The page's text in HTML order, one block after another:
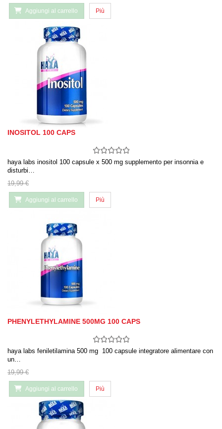
Aggiungi al carrello Più
INOSITOL 100 CAPS
haya labs inositol 100 capsule x 500 mg supplemento per insonnia e
disturbi…
19,99 €
Aggiungi al carrello Più
PHENYLETHYLAMINE 500MG 100 CAPS
haya labs feniletilamina 500 mg 100 capsule integratore alimentare con
un…
19,99 €
Aggiungi al carrello Più